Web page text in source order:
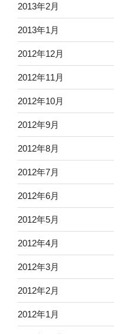
2013年2月
2013年1月
2012年12月
2012年11月
2012年10月
2012年9月
2012年8月
2012年7月
2012年6月
2012年5月
2012年4月
2012年3月
2012年2月
2012年1月